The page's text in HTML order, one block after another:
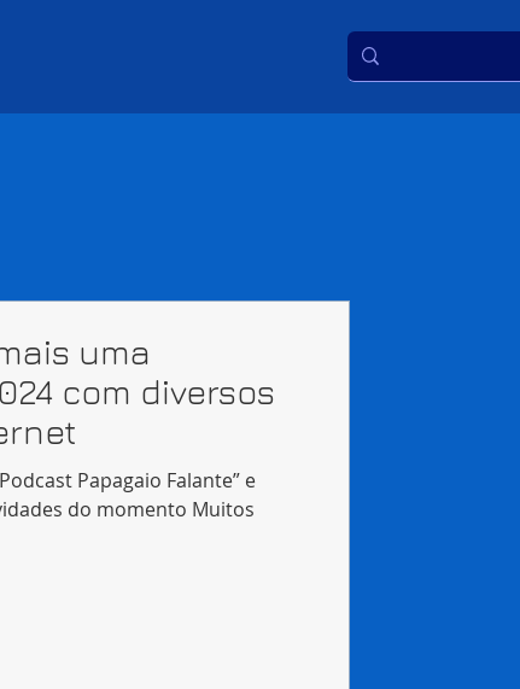
uma
com diversos
Papagaio Falante” e
do momento Muitos